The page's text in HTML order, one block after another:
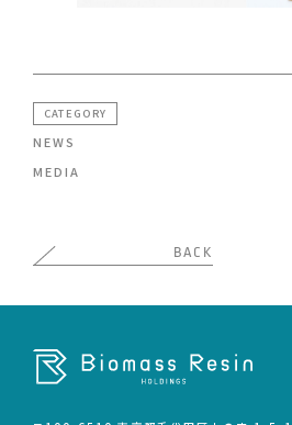
CATEGORY
NEWS
MEDIA
BACK